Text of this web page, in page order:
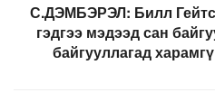
С.ДЭМБЭРЭЛ: Билл Гейтс
гэдгээ мэдээд сан
байгууллагад